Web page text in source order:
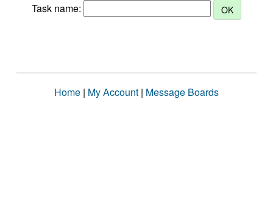
Task name:
Home | My Account | Message Boards